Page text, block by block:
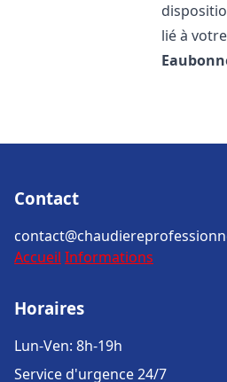
lié à
Contact
Accueil Informations
Horaires
Lun-Ven: 8h-19h
Service d'urgence 24/7